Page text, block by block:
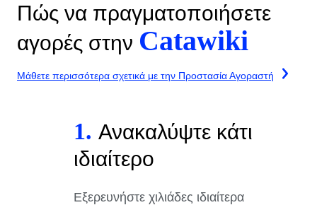
Πώς να πραγματοποιήσετε
αγορές στην Catawiki
Μάθετε περισσότερα σχετικά με την Προστασία Αγοραστή
1. Ανακαλύψτε κάτι
ιδιαίτερο
Εξερευνήστε χιλιάδες ιδιαίτερα